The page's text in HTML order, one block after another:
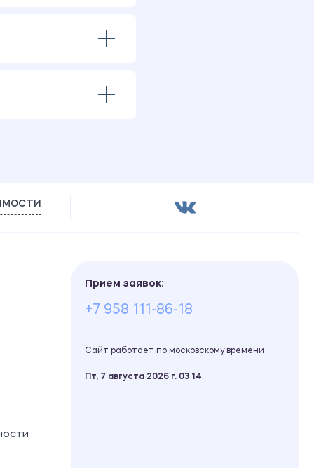
Прием заявок:
+7 958 111-86-18
Сайт работает по московскому времени
Пт, 7 августа 2026 г. 03 14